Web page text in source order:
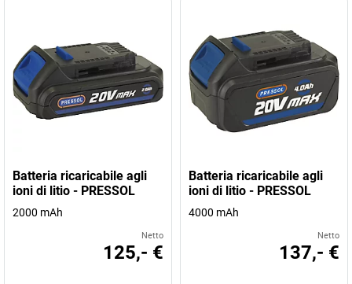
Batteria ricaricabile agli
ioni di litio - PRESSOL
2000 mAh
Netto
125,- €
Batteria ricaricabile agli
ioni di litio - PRESSOL
4000 mAh
Netto
137,- €